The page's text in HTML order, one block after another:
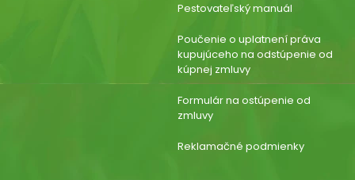
Pestovateľský manuál
Poučenie o uplatnení práva
kupujúceho na odstúpenie od
kúpnej zmluvy
Formulár na ostúpenie od
zmluvy
Reklamačné podmienky